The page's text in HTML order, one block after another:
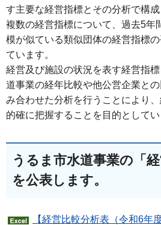
す主要な経営指標とその分析で構成
複数の経営指標について、過去5年
模が似ている類似団体の経営指標
ています。
経営及び施設の状況を表す経営指
道事業の経年比較や他公営企業と
み合わせた分析を行うことにより
的確に把握することを目的としてい
うるま市水道事業の「経
を公表します。
【経営比較分析表（令和6年